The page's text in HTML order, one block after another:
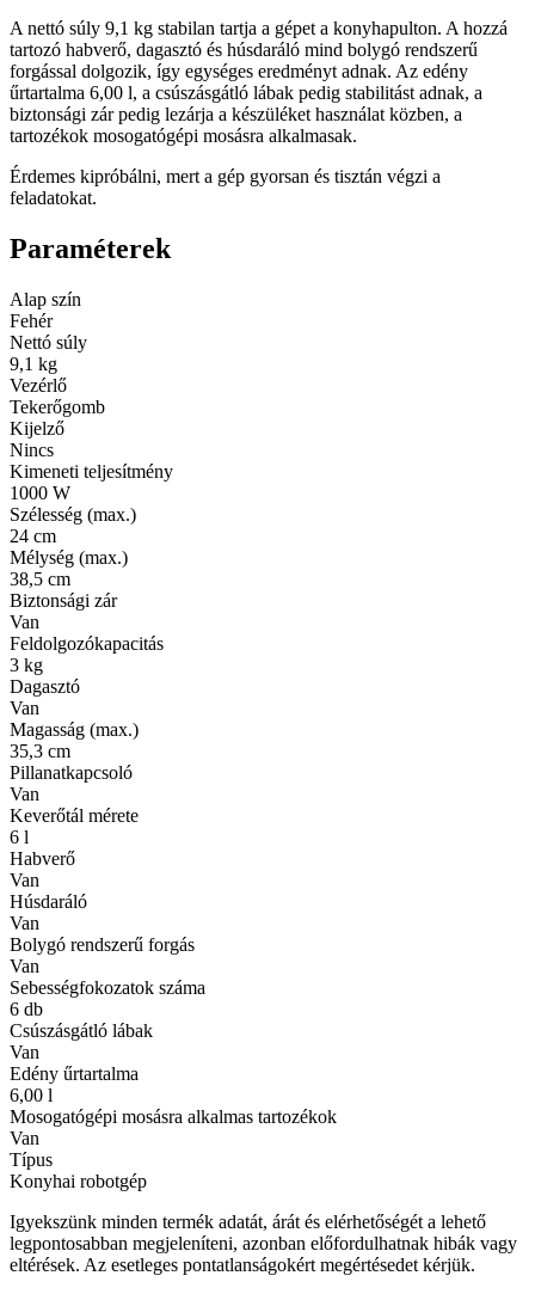
A nettó súly 9,1 kg stabilan tartja a gépet a konyhapulton. A hozzá
tartozó habverő, dagasztó és húsdaráló mind bolygó rendszerű
forgással dolgozik, így egységes eredményt adnak. Az edény
űrtartalma 6,00 l, a csúszásgátló lábak pedig stabilitást adnak, a
biztonsági zár pedig lezárja a készüléket használat közben, a
tartozékok mosogatógépi mosásra alkalmasak.
Érdemes kipróbálni, mert a gép gyorsan és tisztán végzi a
feladatokat.
Paraméterek
Alap szín
Fehér
Nettó súly
9,1 kg
Vezérlő
Tekerőgomb
Kijelző
Nincs
Kimeneti teljesítmény
1000 W
Szélesség (max.)
24 cm
Mélység (max.)
38,5 cm
Biztonsági zár
Van
Feldolgozókapacitás
3 kg
Dagasztó
Van
Magasság (max.)
35,3 cm
Pillanatkapcsoló
Van
Keverőtál mérete
6 l
Habverő
Van
Húsdaráló
Van
Bolygó rendszerű forgás
Van
Sebességfokozatok száma
6 db
Csúszásgátló lábak
Van
Edény űrtartalma
6,00 l
Mosogatógépi mosásra alkalmas tartozékok
Van
Típus
Konyhai robotgép
Igyekszünk minden termék adatát, árát és elérhetőségét a lehető
legpontosabban megjeleníteni, azonban előfordulhatnak hibák vagy
eltérések. Az esetleges pontatlanságokért megértésedet kérjük.